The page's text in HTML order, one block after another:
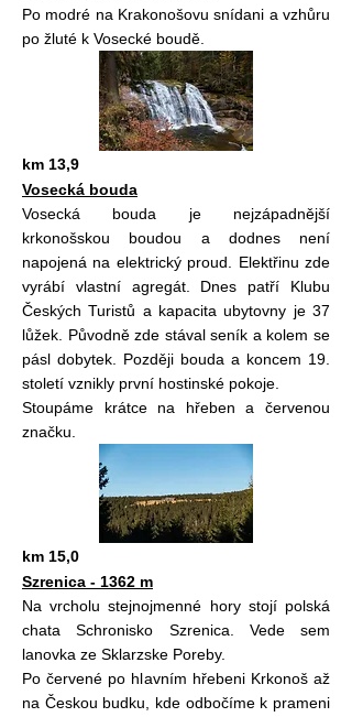
Po modré na Krakonošovu snídani a vzhůru
po žluté k Vosecké boudě.
km 13,9
Vosecká bouda
Vosecká bouda je nejzápadnější
krkonošskou boudou a dodnes není
napojená na elektrický proud. Elektřinu zde
vyrábí vlastní agregát. Dnes patří Klubu
Českých Turistů a kapacita ubytovny je 37
lůžek. Původně zde stával seník a kolem se
pásl dobytek. Později bouda a koncem 19.
století vznikly první hostinské pokoje.
Stoupáme krátce na hřeben a červenou
značku.
km 15,0
Szrenica - 1362 m
Na vrcholu stejnojmenné hory stojí polská
chata Schronisko Szrenica. Vede sem
lanovka ze Sklarzske Poreby.
Po červené po hlavním hřebeni Krkonoš až
na Českou budku, kde odbočíme k prameni